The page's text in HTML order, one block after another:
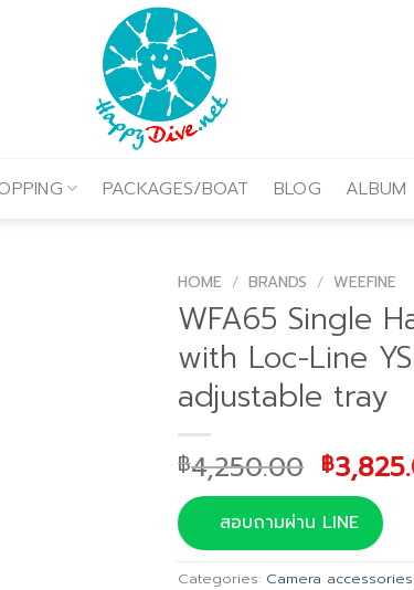
PACKAGES/BOAT BLOG ALBUM
HOME / BRANDS / WEEFINE
WFA65 Single
with Loc-Line
adjustable tray
฿4,250.00
price
was:
฿
฿
สอบถามผ่าน LINE
Categories: Camera accessories